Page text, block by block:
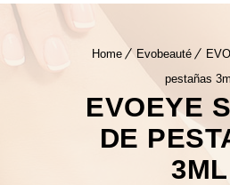
Home Evobeauté
pestañas 3ml
EVOEYE
DE
3ML